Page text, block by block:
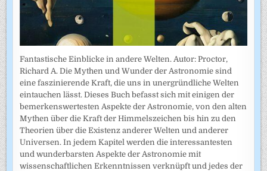
Fantastische Einblicke in andere Welten. Autor: Proctor,
Richard A. Die Mythen und Wunder der Astronomie sind
eine faszinierende Kraft, die uns in unergründliche Welten
eintauchen lässt. Dieses Buch befasst sich mit einigen der
bemerkenswertesten Aspekte der Astronomie, von den alten
Mythen über die Kraft der Himmelszeichen bis hin zu den
Theorien über die Existenz anderer Welten und anderer
Universen. In jedem Kapitel werden die interessantesten
und wunderbarsten Aspekte der Astronomie mit
wissenschaftlichen Erkenntnissen verknüpft und jedes der